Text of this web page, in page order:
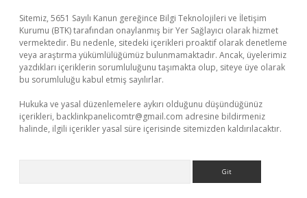
Sitemiz, 5651 Sayılı Kanun gereğince Bilgi Teknolojileri ve İletişim
Kurumu (BTK) tarafından onaylanmış bir Yer Sağlayıcı olarak hizmet
vermektedir. Bu nedenle, sitedeki içerikleri proaktif olarak denetleme
veya araştırma yükümlülüğümüz bulunmamaktadır. Ancak, üyelerimiz
yazdıkları içeriklerin sorumluluğunu taşımakta olup, siteye üye olarak
bu sorumluluğu kabul etmiş sayılırlar.
Hukuka ve yasal düzenlemelere aykırı olduğunu düşündüğünüz
içerikleri, backlinkpanelicomtr@gmail.com adresine bildirmeniz
halinde, ilgili içerikler yasal süre içerisinde sitemizden kaldırılacaktır.